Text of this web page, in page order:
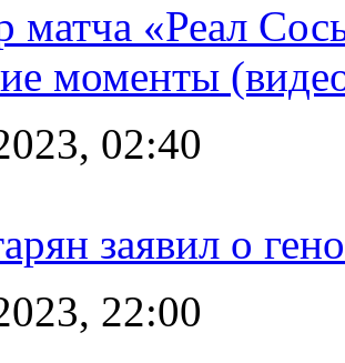
матча «Реал
моменты
02:40
заявил о
22:00